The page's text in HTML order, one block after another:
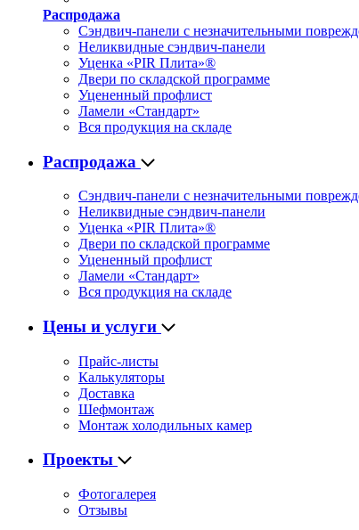
Распродажа
Сэндвич-панели с незначительными
Неликвидные сэндвич-панели
Уценка «PIR Плита»®
Двери по складской программе
Уцененный профлист
Ламели «Стандарт»
Вся продукция на складе
Распродажа
Сэндвич-панели с незначительными
Неликвидные сэндвич-панели
Уценка «PIR Плита»®
Двери по складской программе
Уцененный профлист
Ламели «Стандарт»
Вся продукция на складе
Цены и услуги
Прайс-листы
Калькуляторы
Доставка
Шефмонтаж
Монтаж холодильных камер
Проекты
Фотогалерея
Отзывы